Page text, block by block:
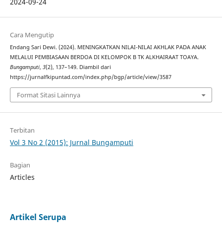
Cara Mengutip
Endang Sari Dewi. (2024). MENINGKATKAN NILAI-NILAI AKHLAK PADA ANAK
MELALUI PEMBIASAAN BERDOA DI KELOMPOK B TK ALKHAIRAAT TOAYA.
Bungamputi, 3(2), 137–149. Diambil dari
https://jurnalfkipuntad.com/index.php/bgp/article/view/3587
Format Sitasi Lainnya
Terbitan
Vol 3 No 2 (2015): Jurnal Bungamputi
Bagian
Articles
Artikel Serupa